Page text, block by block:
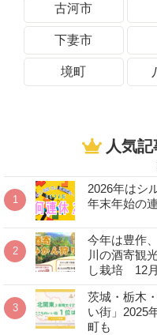
古河市
下妻市
境町
人気
2026年はシ
年末年始の
今年は豊作
川の酒寄観
し栽培 12
茨城・栃木
い街」2025
町も